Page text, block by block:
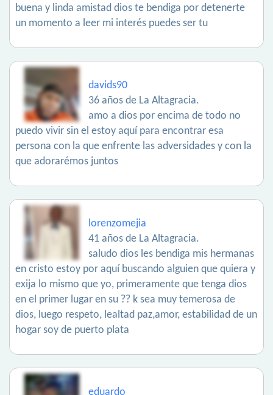
buena y linda amistad dios te bendiga por detenerte
un momento a leer mi interés puedes ser tu
davids90
36 años de La Altagracia.
amo a dios por encima de todo no
puedo vivir sin el estoy aquí para encontrar esa
persona con la que enfrente las adversidades y con la
que adorarémos juntos
lorenzomejia
41 años de La Altagracia.
saludo dios les bendiga mis hermanas
en cristo estoy por aquí buscando alguien que quiera y
exija lo mismo que yo, primeramente que tenga dios
en el primer lugar en su ?? k sea muy temerosa de
dios, luego respeto, lealtad paz,amor, estabilidad de un
hogar soy de puerto plata
eduardo